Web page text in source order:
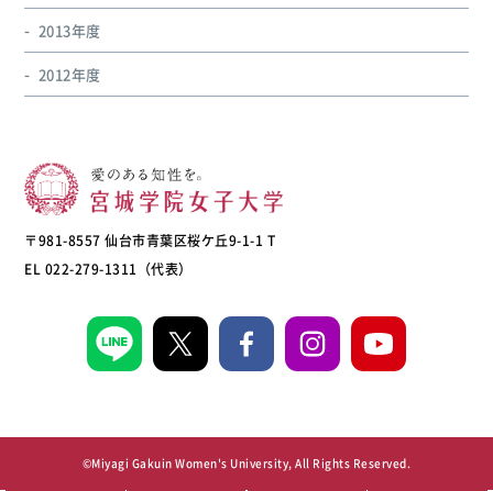
2013年度
2012年度
〒981-8557 仙台市青葉区桜ケ丘9-1-1 T
EL 022-279-1311（代表）
©Miyagi Gakuin Women's University, All Rights Reserved.